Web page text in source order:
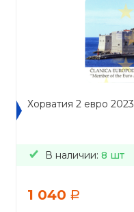
Хорватия 2 евро
В наличии: 8 шт
1 040 a